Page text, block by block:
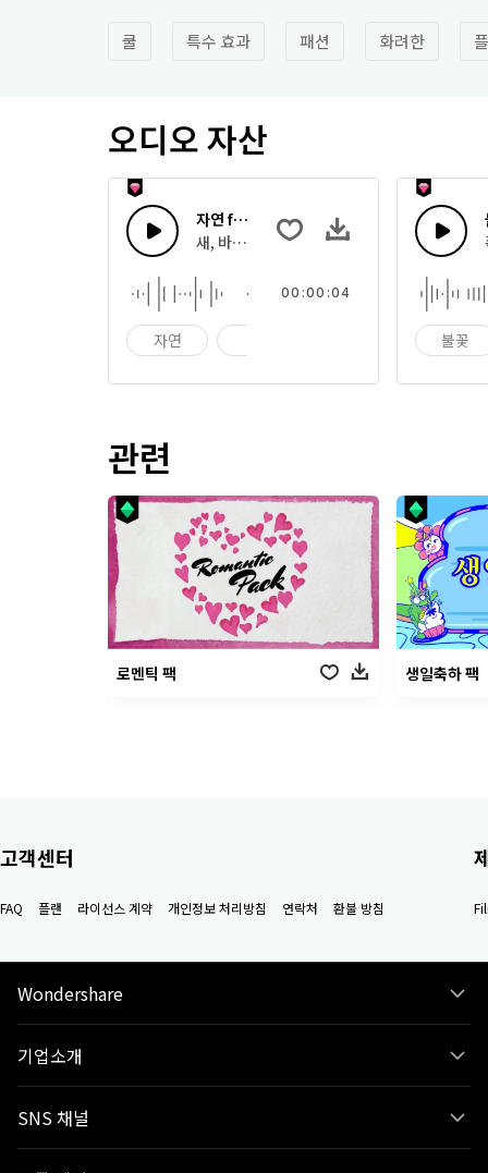
쿨 특수 효과 패션 화려한
오디오 자산
자연 fx 4
새, 바람, 꽃과 자연의 소리
자연
00:00:04
불꽃
관련
로멘틱 팩 생일축하 팩
고객센터
FAQ 플랜 라이선스 계약 개인정보 처리방침 연락처 환불 방침
Wondershare
기업소개
SNS 채널